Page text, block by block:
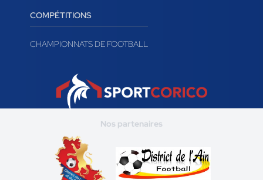
COMPÉTITIONS
CHAMPIONNATS DE FOOTBALL
Nos partenaires